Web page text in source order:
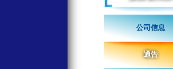
公司信息
通告